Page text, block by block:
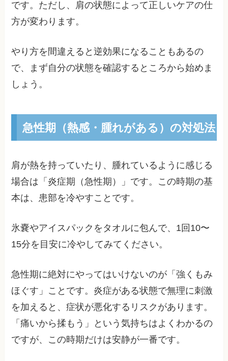
です。ただし、肩の状態によって正しいケアの仕
方が変わります。
やり方を間違えると逆効果になることもあるの
で、まず自分の状態を確認するところから始めま
しょう。
急性期（熱感・腫れがある）の対処法
肩が熱を持っていたり、腫れているように感じる
場合は「炎症期（急性期）」です。この時期の基
本は、患部を冷やすことです。
氷嚢やアイスパックをタオルに包んで、1回10〜
15分を目安に冷やしてみてください。
急性期に絶対にやってはいけないのが「強くもみ
ほぐす」ことです。炎症がある状態で無理に刺激
を加えると、症状が悪化するリスクがあります。
「痛いから揉もう」という気持ちはよくわかるの
ですが、この時期だけは安静が一番です。